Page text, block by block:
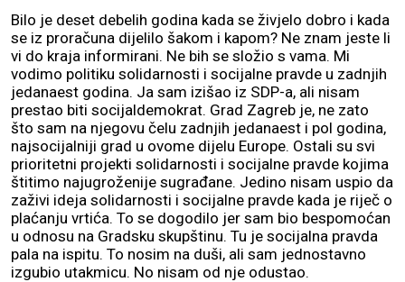
Bilo je deset debelih godina kada se živjelo dobro i kada
se iz proračuna dijelilo šakom i kapom? Ne znam jeste li
vi do kraja informirani. Ne bih se složio s vama. Mi
vodimo politiku solidarnosti i socijalne pravde u zadnjih
jedanaest godina. Ja sam izišao iz SDP-a, ali nisam
prestao biti socijaldemokrat. Grad Zagreb je, ne zato
što sam na njegovu čelu zadnjih jedanaest i pol godina,
najsocijalniji grad u ovome dijelu Europe. Ostali su svi
prioritetni projekti solidarnosti i socijalne pravde kojima
štitimo najugroženije sugrađane. Jedino nisam uspio da
zaživi ideja solidarnosti i socijalne pravde kada je riječ o
plaćanju vrtića. To se dogodilo jer sam bio bespomoćan
u odnosu na Gradsku skupštinu. Tu je socijalna pravda
pala na ispitu. To nosim na duši, ali sam jednostavno
izgubio utakmicu. No nisam od nje odustao.